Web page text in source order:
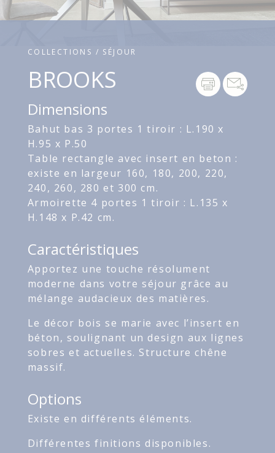
COLLECTIONS / SÉJOUR
BROOKS
Dimensions
Bahut bas 3 portes 1 tiroir : L.190 x
H.95 x P.50
Table rectangle avec insert en beton :
existe en largeur 160, 180, 200, 220,
240, 260, 280 et 300 cm.
Armoirette 4 portes 1 tiroir : L.135 x
H.148 x P.42 cm.
Caractéristiques
Apportez une touche résolument
moderne dans votre séjour grâce au
mélange audacieux des matières.
Le décor bois se marie avec l’insert en
béton, soulignant un design aux lignes
sobres et actuelles. Structure chêne
massif.
Options
Existe en différents éléments.
Différentes finitions disponibles.